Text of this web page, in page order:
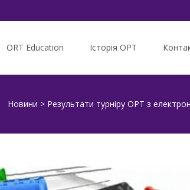
ORT Education Історія ОРТ
Новини > Результати турніру ОРТ з